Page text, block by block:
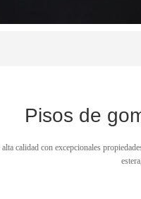
Pisos de
calidad con excepcionales